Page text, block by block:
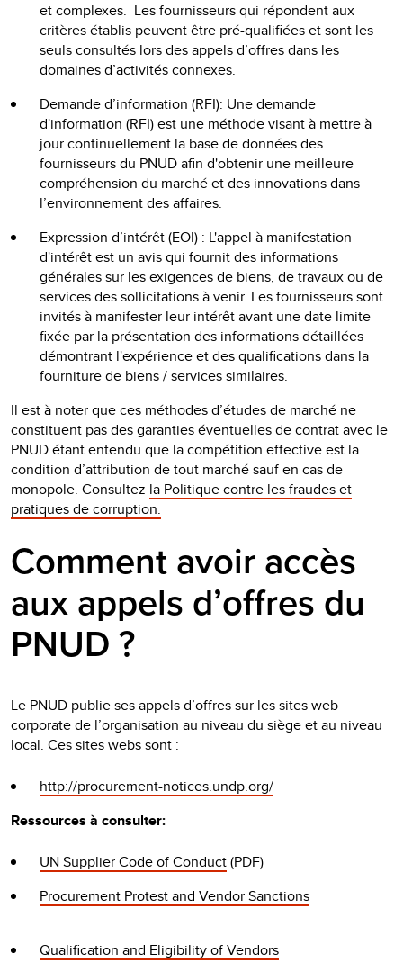
et complexes. Les fournisseurs qui répondent aux
critères établis peuvent être pré-qualifiées et sont les
seuls consultés lors des appels d’offres dans les
domaines d’activités connexes.
Demande d’information (RFI): Une demande
d'information (RFI) est une méthode visant à mettre à
jour continuellement la base de données des
fournisseurs du PNUD afin d'obtenir une meilleure
compréhension du marché et des innovations dans
l’environnement des affaires.
Expression d’intérêt (EOI) : L'appel à manifestation
d'intérêt est un avis qui fournit des informations
générales sur les exigences de biens, de travaux ou de
services des sollicitations à venir. Les fournisseurs sont
invités à manifester leur intérêt avant une date limite
fixée par la présentation des informations détaillées
démontrant l'expérience et des qualifications dans la
fourniture de biens / services similaires.
Il est à noter que ces méthodes d’études de marché ne
constituent pas des garanties éventuelles de contrat avec le
PNUD étant entendu que la compétition effective est la
condition d’attribution de tout marché sauf en cas de
monopole. Consultez la Politique contre les fraudes et
pratiques de corruption.
Comment avoir accès
aux appels d’offres du
PNUD ?
Le PNUD publie ses appels d’offres sur les sites web
corporate de l’organisation au niveau du siège et au niveau
local. Ces sites webs sont :
http://procurement-notices.undp.org/
Ressources à consulter:
UN Supplier Code of Conduct(PDF)
Procurement Protest and Vendor Sanctions
Qualification and Eligibility of Vendors